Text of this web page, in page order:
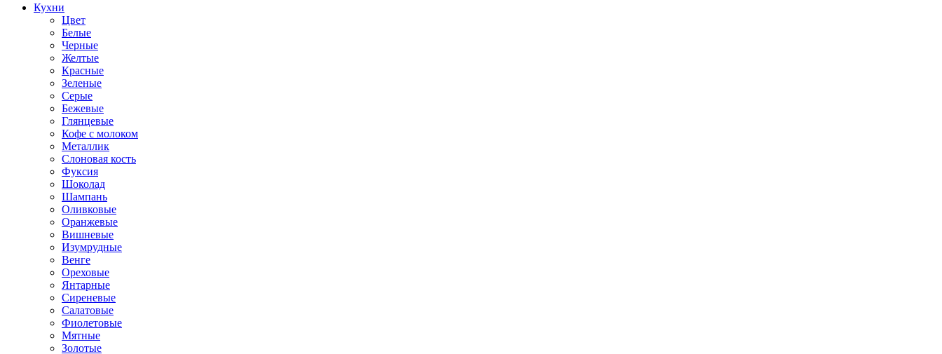
Кухни
Цвет
Белые
Черные
Желтые
Красные
Зеленые
Серые
Бежевые
Глянцевые
Кофе с молоком
Металлик
Слоновая кость
Фуксия
Шоколад
Шампань
Оливковые
Оранжевые
Вишневые
Изумрудные
Венге
Ореховые
Янтарные
Сиреневые
Салатовые
Фиолетовые
Мятные
Золотые